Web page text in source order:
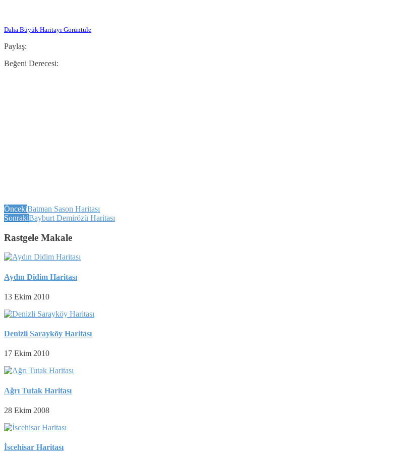
Daha Büyük Haritayı Görüntüle
Paylaş:
Beğeni Derecesi:
ÖncekiBatman Sason Haritası
SonrakiBayburt Demirözü Haritası
Rastgele Makale
Aydın Didim Haritası
13 Ekim 2010
Denizli Sarayköy Haritası
17 Ekim 2010
Ağrı Tutak Haritası
28 Ekim 2008
İscehisar Haritası